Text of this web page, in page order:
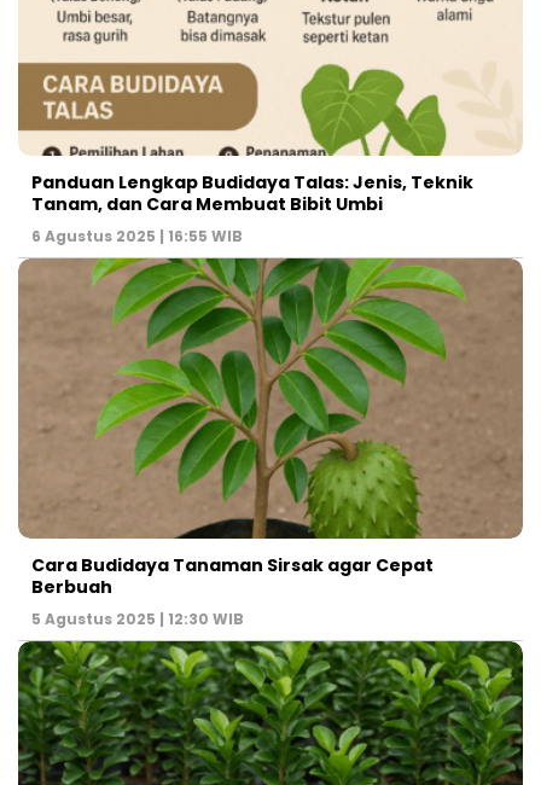
Panduan Lengkap Budidaya Talas: Jenis, Teknik
Tanam, dan Cara Membuat Bibit Umbi
6 Agustus 2025 | 16:55 WIB
Cara Budidaya Tanaman Sirsak agar Cepat
Berbuah
5 Agustus 2025 | 12:30 WIB